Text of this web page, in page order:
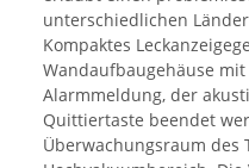
unterschiedlichen
Kompaktes
Wandaufbaugehäuse
Alarmmeldung, der
Quittiertaste beendet
Überwachungsraum des